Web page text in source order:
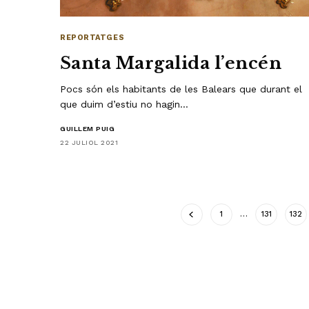
REPORTATGES
Santa Margalida l’encén
Pocs són els habitants de les Balears que durant el
que duim d’estiu no hagin…
GUILLEM PUIG
22 JULIOL 2021
1 … 131 132